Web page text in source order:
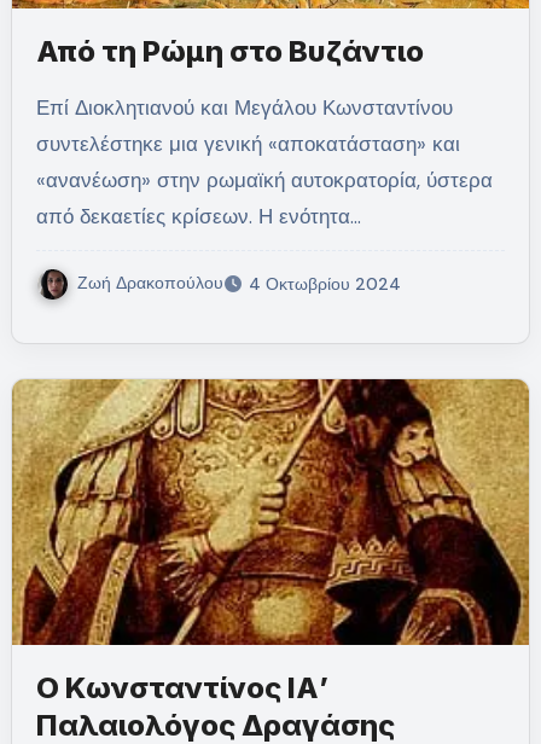
Από τη Ρώμη στο Βυζάντιο
Επί Διοκλητιανού και Μεγάλου Κωνσταντίνου
συντελέστηκε μια γενική «αποκατάσταση» και
«ανανέωση» στην ρωμαϊκή αυτοκρατορία, ύστερα
από δεκαετίες κρίσεων. Η ενότητα…
Ζωή Δρακοπούλου 4 Οκτωβρίου 2024
Ο Κωνσταντίνος ΙΑ’
Παλαιολόγος Δραγάσης